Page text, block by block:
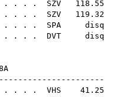
. . . . SZV 118.55
. . . SZV 119.32
. . . . SPA disq
. . . . DVT disq
. . . . VHS 41.25